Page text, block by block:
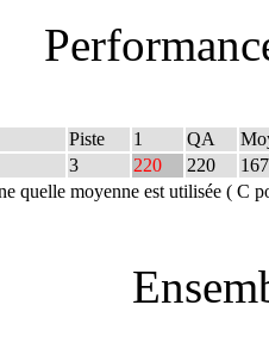
Piste 1 QA
3 220 220
quelle moyenne est utilisée ( C